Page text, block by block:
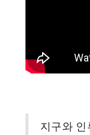
지구와